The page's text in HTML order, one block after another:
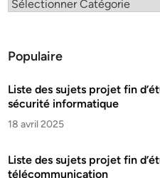
Populaire
Liste des sujets projet fin
sécurité informatique
18 avril 2025
Liste des sujets projet fin
télécommunication